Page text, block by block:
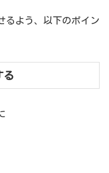
るよう、以下のポイン
る